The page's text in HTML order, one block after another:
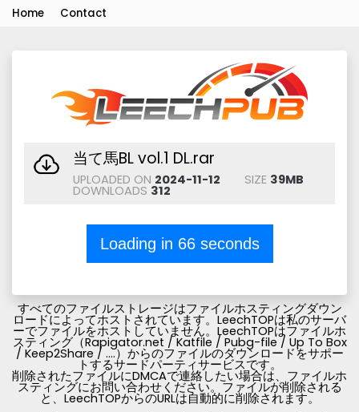
Home Contact
当て馬BL vol.1 DL.rar
UPLOADED ON 2024-11-12 SIZE 39MB
DOWNLOADS 312
Loading in 66seconds
すべてのファイルストレージはファイルホスティングダウン
ロードによってホストされています。LeechTOPは私のサーバ
ーでファイルをホストしていません。LeechTOPはファイルホ
スティング（Rapigator.net / Katfile / Pubg-file / Up To Box
/ Keep2Share / ....）からのファイルのダウンロードをサポー
トするサードパーティサービスです。
削除されたファイルにDMCAで連絡したい場合は、ファイルホ
スティングにお問い合わせください。ファイルが削除される
と、LeechTOPからのURLは自動的に削除されます。